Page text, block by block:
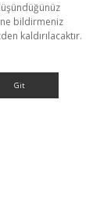
bildirmeniz
kaldırılacaktır.